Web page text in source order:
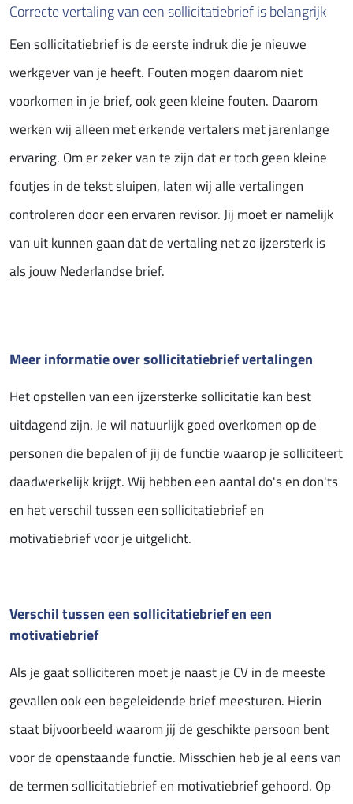
Correcte vertaling van een sollicitatiebrief is belangrijk
Een sollicitatiebrief is de eerste indruk die je nieuwe
werkgever van je heeft. Fouten mogen daarom niet
voorkomen in je brief, ook geen kleine fouten. Daarom
werken wij alleen met erkende vertalers met jarenlange
ervaring. Om er zeker van te zijn dat er toch geen kleine
foutjes in de tekst sluipen, laten wij alle vertalingen
controleren door een ervaren revisor. Jij moet er namelijk
van uit kunnen gaan dat de vertaling net zo ijzersterk is
als jouw Nederlandse brief.
Meer informatie over sollicitatiebrief vertalingen
Het opstellen van een ijzersterke sollicitatie kan best
uitdagend zijn. Je wil natuurlijk goed overkomen op de
personen die bepalen of jij de functie waarop je solliciteert
daadwerkelijk krijgt. Wij hebben een aantal do's en don'ts
en het verschil tussen een sollicitatiebrief en
motivatiebrief voor je uitgelicht.
Verschil tussen een sollicitatiebrief en een
motivatiebrief
Als je gaat solliciteren moet je naast je CV in de meeste
gevallen ook een begeleidende brief meesturen. Hierin
staat bijvoorbeeld waarom jij de geschikte persoon bent
voor de openstaande functie. Misschien heb je al eens van
de termen sollicitatiebrief en motivatiebrief gehoord. Op